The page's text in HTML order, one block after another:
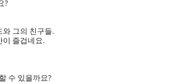
?
그의 친구들.
이 즐겁네요.
수 있을까요?